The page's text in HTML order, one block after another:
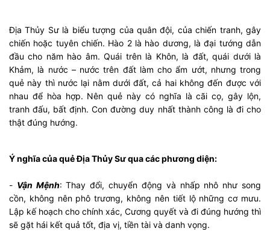
Địa Thủy Sư là biểu tượng của quân đội, của chiến tranh, gây
chiến hoặc tuyên chiến. Hào 2 là hào dương, là đại tướng dẫn
đầu cho năm hào âm. Quái trên là Khôn, là đất, quái dưới là
Khảm, là nước – nước trên đất làm cho ẩm ướt, nhưng trong
quẻ này thì nước lại nằm dưới đất, cả hai không đến được với
nhau để hòa hợp. Nên quẻ này có nghĩa là cãi cọ, gây lộn,
tranh đấu, bất định. Con đường duy nhất thành công là đi cho
thật đúng hướng.
Ý nghĩa của quẻ Địa Thủy Sư qua các phương diện:
- Vận Mệnh: Thay đổi, chuyển động và nhấp nhô như song
cồn, không nên phô trương, không nên tiết lộ những cơ mưu.
Lập kế hoạch cho chính xác, Cương quyết và đi đúng hướng thì
sẽ gặt hái kết quả tốt, địa vị, tiền tài và danh vọng.